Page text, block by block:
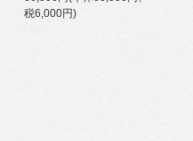
税6,000円)